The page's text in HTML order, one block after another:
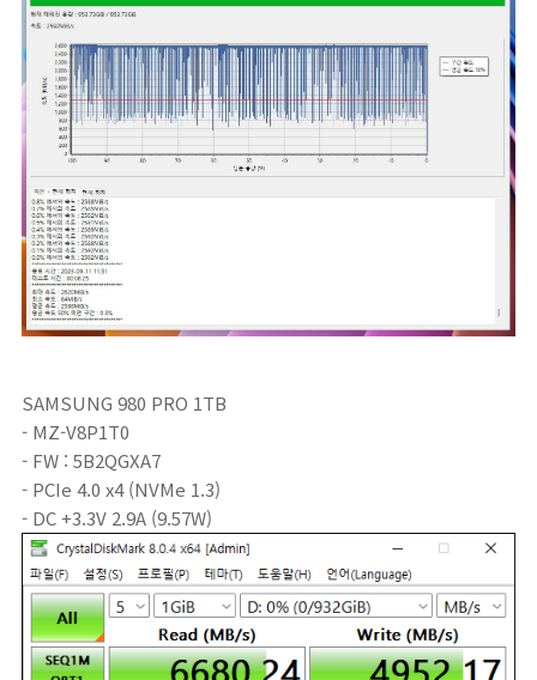
SAMSUNG 980 PRO 1TB
- MZ-V8P1T0
- FW : 5B2QGXA7
- PCIe 4.0 x4 (NVMe 1.3)
- DC +3.3V 2.9A (9.57W)